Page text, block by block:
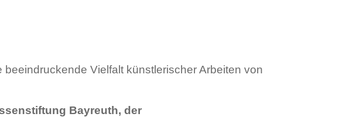
beeindruckende Vielfalt künstlerischer Arbeiten von
Bayreuth, der